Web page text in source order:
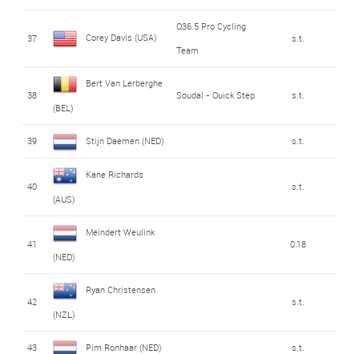
37 Corey Davis (USA)
Q36.5 Pro Cycling
Team
s.t.
38
Bert Van Lerberghe
(BEL)
Soudal - Quick Step s.t.
39 Stijn Daemen (NED) s.t.
40
Kane Richards
(AUS)
s.t.
41
Meindert Weulink
(NED)
0:18
42
Ryan Christensen
(NZL)
s.t.
43 Pim Ronhaar (NED) s.t.